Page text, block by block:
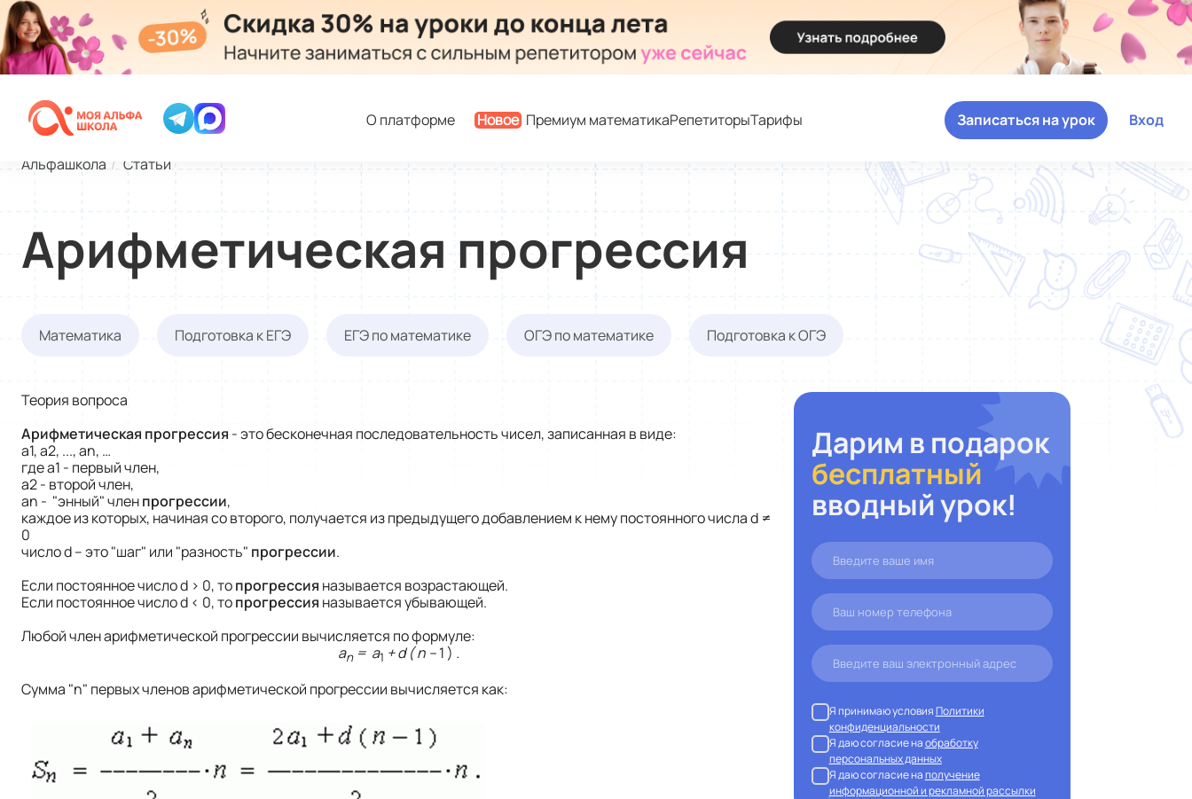
О платформе Новое Премиум математикаРепетиторыТарифы Вход
Записаться на урок
Альфашкола Статьи
Арифметическая прогрессия
Математика Подготовка к ЕГЭ ЕГЭ по математике ОГЭ по математике Подготовка к ОГЭ
Теория вопроса
Арифметическая прогрессия - это бесконечная последовательность чисел, записанная в виде:
a1, a2, ..., an, …
где а1 - первый член,
а2 - второй член,
аn - "энный" членпрогрессии,
каждое из которых, начиная со второго, получается из предыдущего добавлением к нему постоянного числа d ≠
0
число d – это "шаг" или "разность" прогрессии.
Если постоянное число d > 0, топрогрессия называется возрастающей.
Если постоянное число d < 0, топрогрессия называется убывающей.
Любой член арифметической прогрессии вычисляется по формуле:
an= a1 + d ( n –1 ) .
Сумма "n" первых членов арифметической прогрессии вычисляется как:
Дарим в подарок
бесплатный
вводный урок!
Я принимаю условияПолитики
конфиденциальности
Я даю согласие наобработку
персональных данных
Я даю согласие наполучение
информационной и рекламной рассылки